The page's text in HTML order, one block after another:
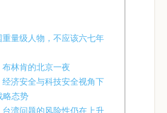
重量级人物，不应该六七年
布林肯的北京一夜
经济安全与科技安全视角下
略态势
台湾问题的风险性仍在上升